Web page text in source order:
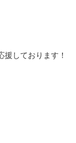
しております！